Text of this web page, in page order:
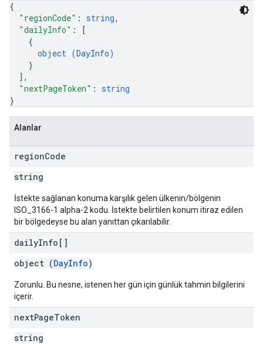
{
"regionCode" : string,
"dailyInfo" :
[
{
object (DayInfo)
}
] ,
"nextPageToken" : string
}
Alanlar
regionCode
string
İstekte sağlanan konuma karşılık gelen ülkenin/bölgenin
ISO_3166-1 alpha-2 kodu. İstekte belirtilen konum itiraz edilen
bir bölgedeyse bu alan yanıttan çıkarılabilir.
dailyInfo[]
object (DayInfo)
Zorunlu. Bu nesne, istenen her gün için günlük tahmin bilgilerini
içerir.
nextPageToken
string